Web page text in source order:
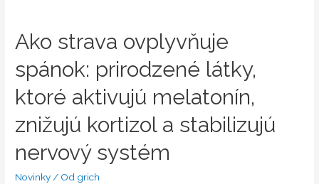
Ako strava ovplyvňuje
spánok: prirodzené látky,
ktoré aktivujú melatonín,
znižujú kortizol a stabilizujú
nervový systém
Novinky/ Od grich